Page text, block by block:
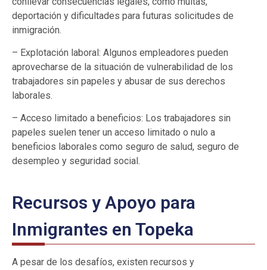
deportación y dificultades para futuras solicitudes de
inmigración.
– Explotación laboral: Algunos empleadores pueden
aprovecharse de la situación de vulnerabilidad de los
trabajadores sin papeles y abusar de sus derechos
laborales.
– Acceso limitado a beneficios: Los trabajadores sin
papeles suelen tener un acceso limitado o nulo a
beneficios laborales como seguro de salud, seguro de
desempleo y seguridad social.
Recursos y Apoyo para
Inmigrantes en Topeka
A pesar de los desafíos, existen recursos y